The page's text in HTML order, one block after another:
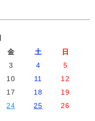
金 土 日
3 4
5
10 11
12
17 18
19
24 25
26